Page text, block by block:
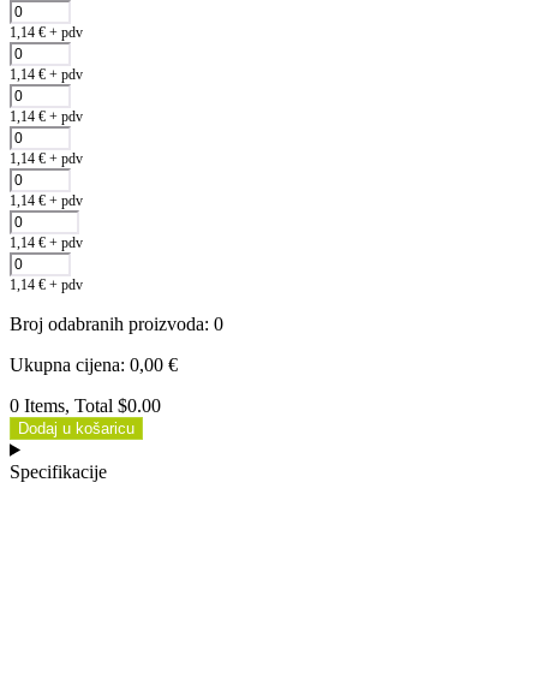
1,14 € + pdv
1,14 € + pdv
1,14 € + pdv
1,14 € + pdv
1,14 € + pdv
1,14 € + pdv
1,14 € + pdv
Broj odabranih proizvoda: 0
Ukupna cijena: 0,00 €
0 Items, Total $0.00
Dodaj u košaricu
Specifikacije